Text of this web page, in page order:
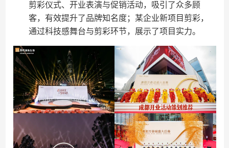
剪彩仪式、开业表演与促销活动，吸引了众多顾
客，有效提升了品牌知名度；某企业新项目剪彩，
通过科技感舞台与剪彩环节，展示了项目实力。